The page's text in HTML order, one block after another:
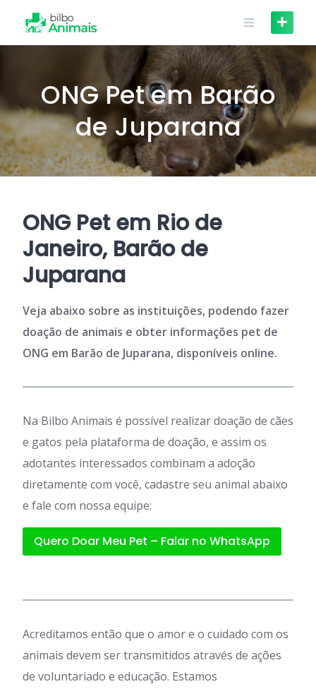
content
ONG Pet em Barão
de Juparana
ONG Pet em Rio de
Janeiro, Barão de
Juparana
Veja abaixo sobre as instituições, podendo fazer
doação de animais e obter informações pet de
ONG em Barão de Juparana, disponíveis online.
Na Bilbo Animais é possível realizar doação de cães
e gatos pela plataforma de doação, e assim os
adotantes interessados combinam a adoção
diretamente com você, cadastre seu animal abaixo
e fale com nossa equipe:
Quero Doar Meu Pet – Falar no WhatsApp
Acreditamos então que o amor e o cuidado com os
animais devem ser transmitidos através de ações
de voluntariado e educação. Estamos